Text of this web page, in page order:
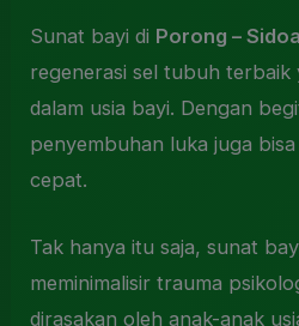
Sunat bayi di Porong –
regenerasi sel tubuh terbaik
dalam usia bayi. Dengan
penyembuhan luka juga
cepat.
Tak hanya itu saja, sunat
meminimalisir trauma
dirasakan oleh anak-anak